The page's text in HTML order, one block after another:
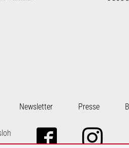
Newsletter Presse
Zu Zu